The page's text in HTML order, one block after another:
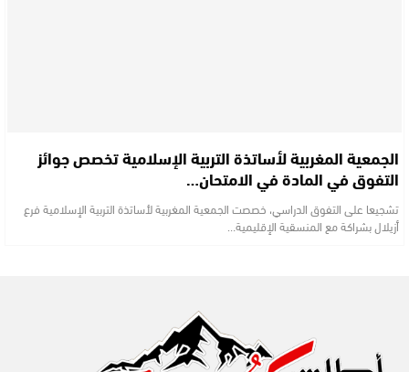
الجمعية المغربية لأساتذة التربية الإسلامية تخصص جوائز
التفوق في المادة في الامتحان…
تشجيعا على التفوق الدراسي، خصصت الجمعية المغربية لأساتذة التربية الإسلامية فرع
أزيلال بشراكة مع المنسقية الإقليمية…